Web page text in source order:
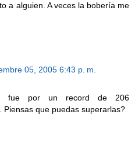
a alguien. A veces la bobería me
05, 2005 6:43 p. m.
fue por un record de 206
Piensas que puedas superarlas?